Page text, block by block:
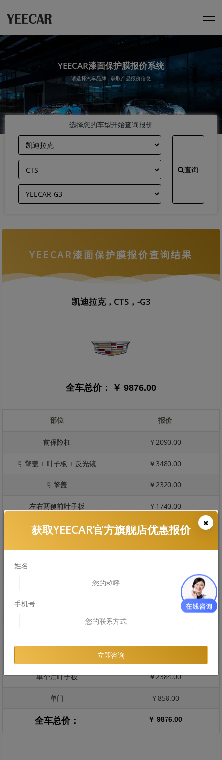
YEECAR漆面保护膜报价系统
请选择汽车品牌，获取产品报价信息
选择您的车型开始查询报价
查询
YEECAR漆面保护膜报价查询结果
凯迪拉克，CTS，-G3
全车总价： ￥ 9876.00
部位 报价
前保险杠 ￥2090.00
引擎盖 + 叶子板 + 反光镜 ￥3480.00
引擎盖 ￥2320.00
左右两侧前叶子板 ￥1740.00
反光镜 ￥348.00
后保险杠 ￥1495.00
￥1104.00
￥1354.00
单个后叶子板 ￥2384.00
单门 ￥858.00
全车总价： ￥ 9876.00
获取YEECAR官方旗舰店优惠报价
姓名
手机号
立即咨询